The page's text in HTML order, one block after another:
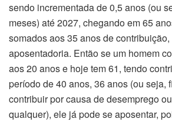
sendo incrementada de 0,5 anos (ou
meses) até 2027, chegando em 65
somados aos 35 anos de
aposentadoria. Então se um homem
aos 20 anos e hoje tem 61, tendo
período de 40 anos, 36 anos (ou seja,
contribuir por causa de desemprego
qualquer), ele já pode se aposentar,